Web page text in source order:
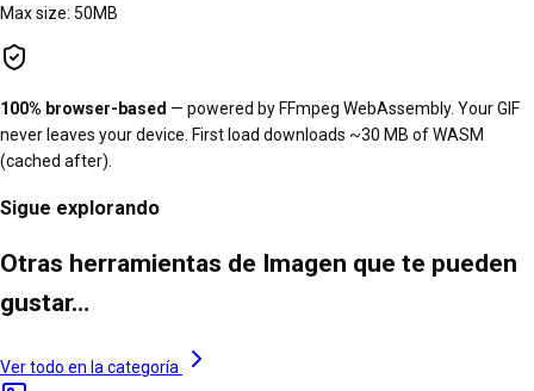
Max size: 50MB
100% browser-based — powered by FFmpeg WebAssembly. Your GIF
never leaves your device. First load downloads ~30 MB of WASM
(cached after).
Sigue explorando
Otras herramientas de Imagen que te pueden
gustar…
Ver todo en la categoría